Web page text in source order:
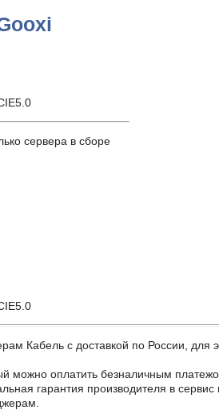
сервера в сборе
с доставкой по России, для
можно оплатить безналичным
гарантия производителя в сервис